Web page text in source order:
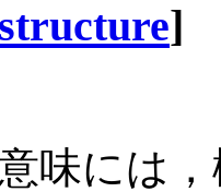
]
味には，